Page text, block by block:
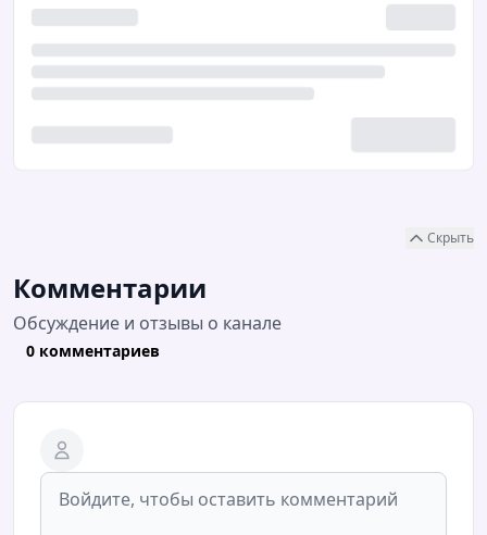
Скрыть
Комментарии
Обсуждение и отзывы о канале
0 комментариев